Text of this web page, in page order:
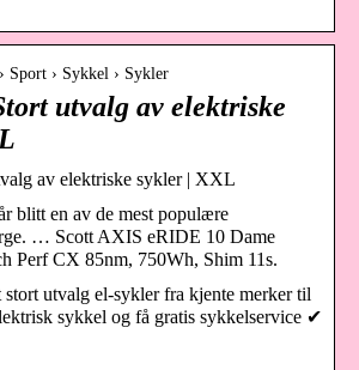
Sport › Sykkel › Sykler
utvalg av elektriske
av elektriske sykler | XXL
blitt en av de mest populære
… Scott AXIS eRIDE 10 Dame
Perf CX 85nm, 750Wh, Shim 11s.
utvalg el-sykler fra kjente merker til
sykkel og få gratis sykkelservice ✔